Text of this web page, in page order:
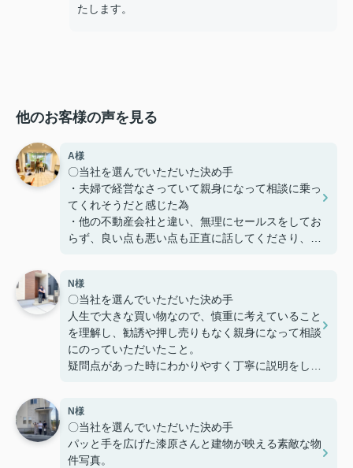
たします。
他のお客様の声を見る
A様
〇当社を選んでいただいた決め手
・夫婦で経営なさっていて親身になって相談に乗っ
てくれそうだと感じた為
・他の不動産会社と違い、無理にセールスをしてお
らず、良い点も悪い点も正直に話してくださり、好
〇感じたこと、良かった点、もっとこうして欲しか
ったことなど
定期的に建築の様子を連絡いただけたり、急な質問
にも迅速に対応してくださりとても助かりました。
本当にありがとうございました。
N様
〇当社を選んでいただいた決め手
人生で大きな買い物なので、慎重に考えていること
を理解し、勧誘や押し売りもなく親身になって相談
にのっていただいたこと。
疑問点があった時にわかりやすく丁寧に説明をして
でき、納得してから家を購入できるように客の気持
ちに寄り添う姿勢から信頼できると思い、ここで購
入を決めました。
N様
〇当社を選んでいただいた決め手
パッと手を広げた漆原さんと建物が映える素敵な物
件写真。